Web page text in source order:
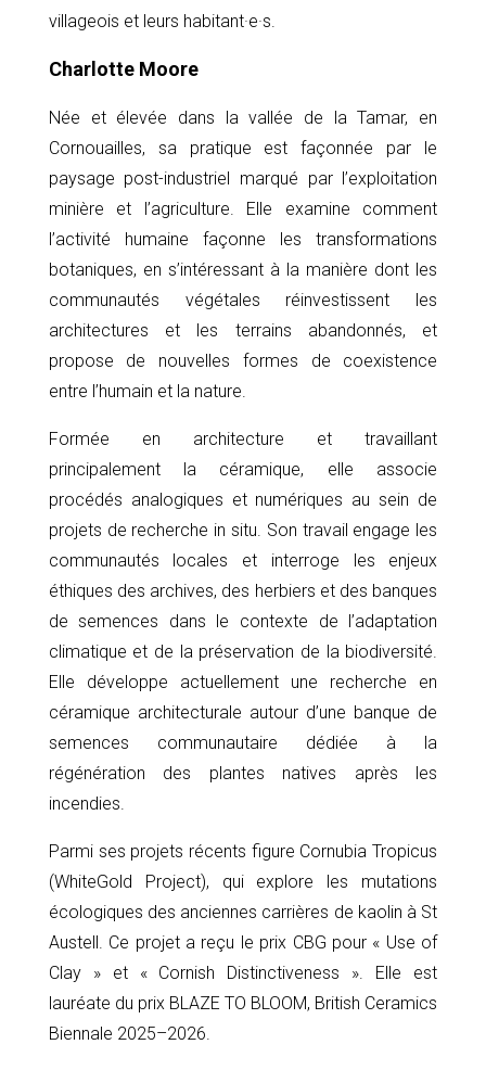
villageois et leurs habitant·e·s.
Charlotte Moore
Née et élevée dans la vallée de la Tamar, en
Cornouailles, sa pratique est façonnée par le
paysage post-industriel marqué par l’exploitation
minière et l’agriculture. Elle examine comment
l’activité humaine façonne les transformations
botaniques, en s’intéressant à la manière dont les
communautés végétales réinvestissent les
architectures et les terrains abandonnés, et
propose de nouvelles formes de coexistence
entre l’humain et la nature.
Formée en architecture et travaillant
principalement la céramique, elle associe
procédés analogiques et numériques au sein de
projets de recherche in situ. Son travail engage les
communautés locales et interroge les enjeux
éthiques des archives, des herbiers et des banques
de semences dans le contexte de l’adaptation
climatique et de la préservation de la biodiversité.
Elle développe actuellement une recherche en
céramique architecturale autour d’une banque de
semences communautaire dédiée à la
régénération des plantes natives après les
incendies.
Parmi ses projets récents figure Cornubia Tropicus
(WhiteGold Project), qui explore les mutations
écologiques des anciennes carrières de kaolin à St
Austell. Ce projet a reçu le prix CBG pour « Use of
Clay » et « Cornish Distinctiveness ». Elle est
lauréate du prix BLAZE TO BLOOM, British Ceramics
Biennale 2025–2026.